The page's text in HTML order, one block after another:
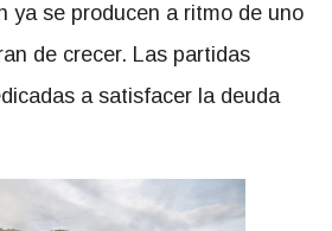
ya se producen a ritmo de uno
de crecer. Las partidas
a satisfacer la deuda